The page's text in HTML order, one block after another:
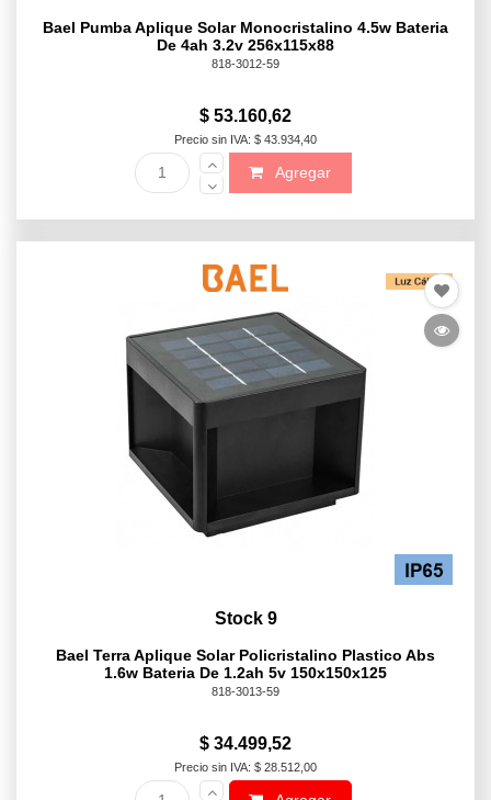
Bael Pumba Aplique Solar Monocristalino 4.5w Bateria
De 4ah 3.2v 256x115x88
818-3012-59
$ 53.160,62
Precio sin IVA: $ 43.934,40
Agregar
Stock 9
Bael Terra Aplique Solar Policristalino Plastico Abs
1.6w Bateria De 1.2ah 5v 150x150x125
818-3013-59
$ 34.499,52
Precio sin IVA: $ 28.512,00